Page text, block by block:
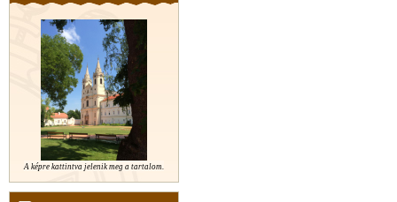
A képre kattintva jelenik meg a tartalom.